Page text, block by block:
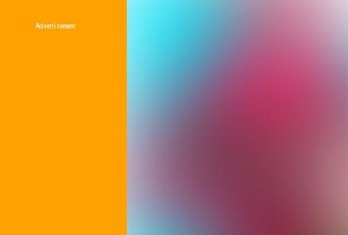
Advertisement